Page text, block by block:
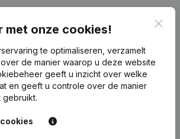
2025 2023 2022
933.778
met onze cookies!
te optimaliseren, verzamelt
de manier waarop u deze website
geeft u inzicht over welke
en geeft u controle over de manier